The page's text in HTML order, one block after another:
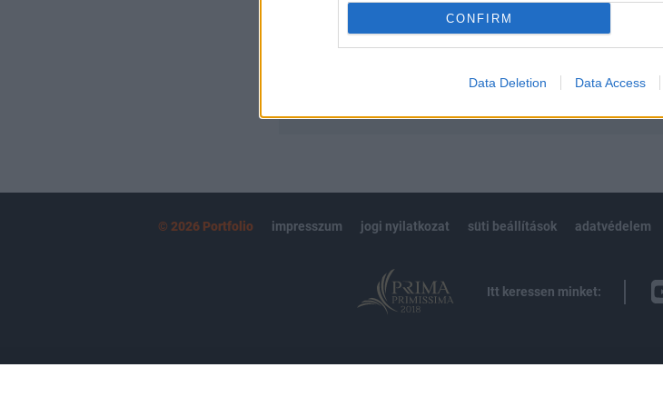
CONFIRM
Data Deletion Data Access
Előfizetés
© 2026 Portfolio impresszum jogi nyilatkozat süti beállítások adatvédelem
Itt keressen minket: